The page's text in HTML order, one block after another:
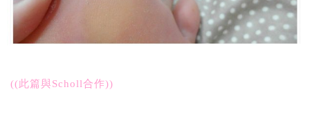
((此篇與Scholl合作))